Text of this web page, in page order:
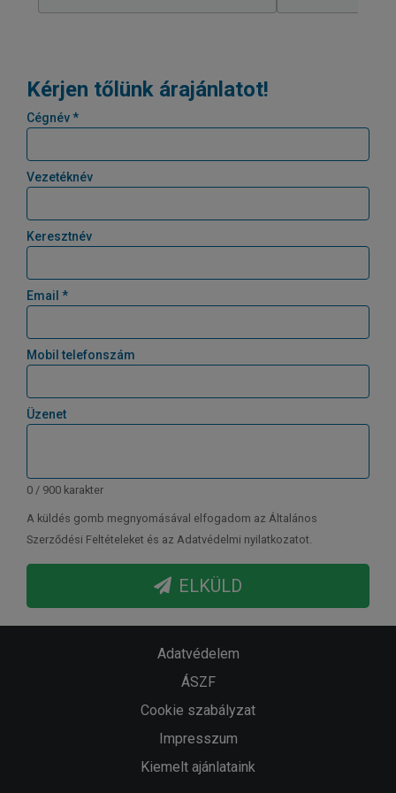
Kérjen tőlünk árajánlatot!
Cégnév *
Vezetéknév
Keresztnév
Email *
Mobil telefonszám
Üzenet
0 / 900 karakter
A küldés gomb megnyomásával elfogadom az Általános
Szerződési Feltételeket és az Adatvédelmi nyilatkozatot.
ELKÜLD
Adatvédelem
ÁSZF
Cookie szabályzat
Impresszum
Kiemelt ajánlataink